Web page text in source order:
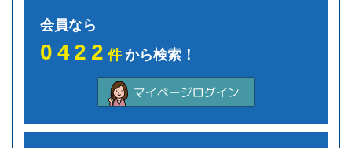
会員なら
0422件から検索！